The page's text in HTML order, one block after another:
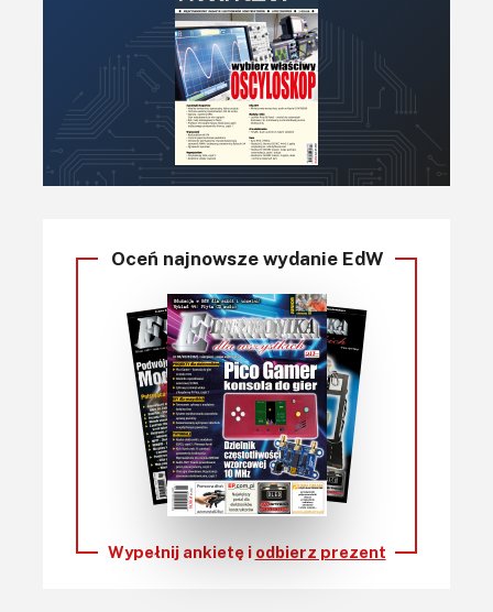
Oceń najnowsze wydanie EdW
Wypełnij ankietę i odbierz prezent